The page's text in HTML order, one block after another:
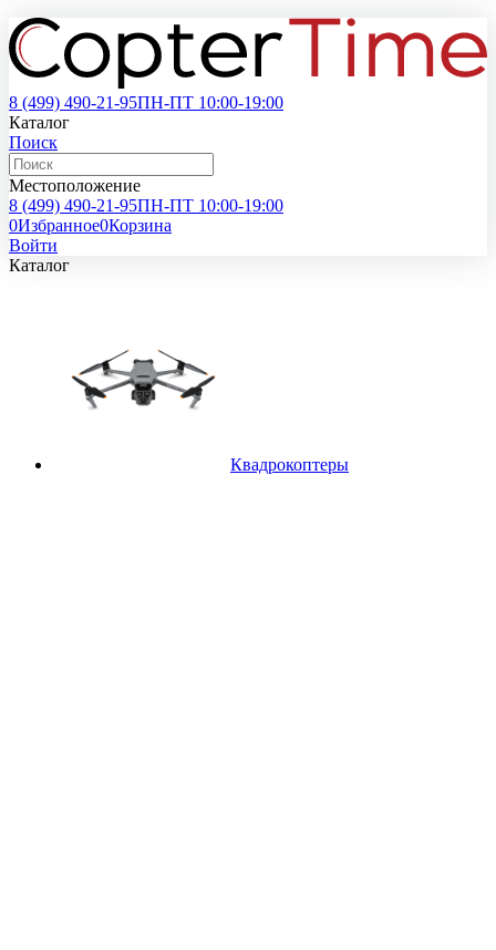
8 (499) 490-21-95ПН-ПТ 10:00-19:00
Каталог
Поиск
Местоположение
8 (499) 490-21-95ПН-ПТ 10:00-19:00
0Избранное0Корзина
Войти
Каталог
Квадрокоптеры